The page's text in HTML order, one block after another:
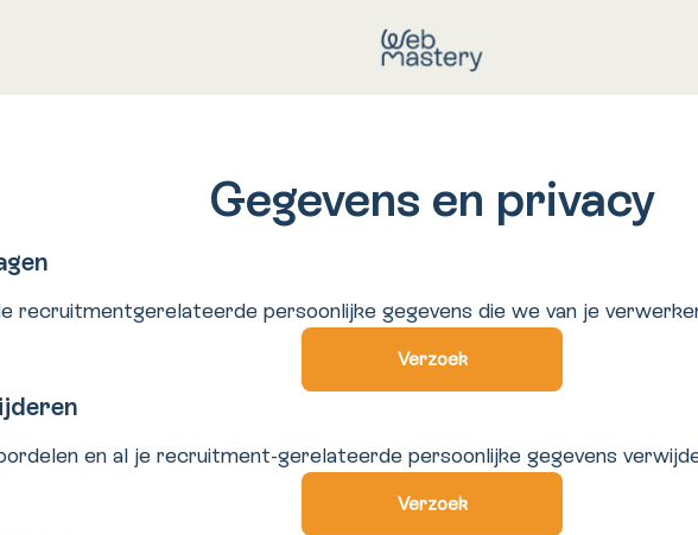
Gegevens en privacy
recruitmentgerelateerde persoonlijke gegevens die we van je
Verzoek
en al je recruitment-gerelateerde persoonlijke gegevens
Verzoek